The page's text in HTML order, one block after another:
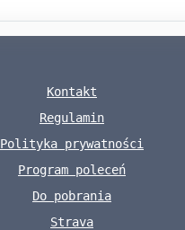
Kontakt
Regulamin
Polityka prywatności
Program poleceń
Do pobrania
Strava